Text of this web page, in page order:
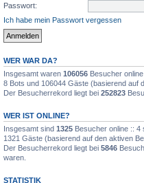
Passwort:
Ich habe mein Passwort vergessen
WER WAR DA?
Insgesamt waren 106056 Besucher
8 Bots und 106044 Gäste (basierend auf
Der Besucherrekord liegt bei 252823
WER IST ONLINE?
Insgesamt sind 1325 Besucher online :: 4
1321 Gäste (basierend auf den aktiven
Der Besucherrekord liegt bei 5846
waren.
STATISTIK